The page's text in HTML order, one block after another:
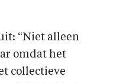
“Niet alleen
omdat het
collectieve